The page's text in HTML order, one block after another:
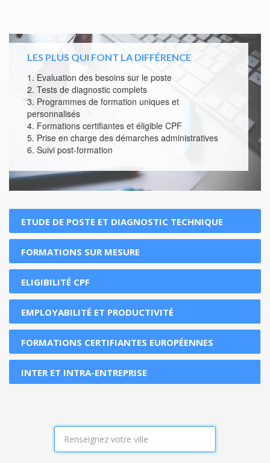
LES PLUS QUI FONT LA DIFFÉRENCE
1. Evaluation des besoins sur le poste
2. Tests de diagnostic complets
3. Programmes de formation uniques et
personnalisés
4. Formations certifiantes et éligible CPF
5. Prise en charge des démarches administratives
6. Suivi post-formation
ETUDE DE POSTE ET DIAGNOSTIC TECHNIQUE
FORMATIONS SUR MESURE
ELIGIBILITÉ CPF
EMPLOYABILITÉ ET PRODUCTIVITÉ
FORMATIONS CERTIFIANTES EUROPÉENNES
INTER ET INTRA-ENTREPRISE